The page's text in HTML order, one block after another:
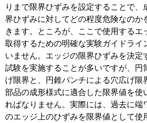
りまで限界ひずみを設定することで、
界ひずみに対してどの程度危険なのか
きます。ところが、ここで使用するエ
取得するための明確な実験ガイドライ
いません。エッジの限界ひずみを決定
試験を実施することが多いですが、円
げ限界と、円錐パンチによる穴広げ限
部品の成形様式に適合した限界値を使
ればなりません。実際には、過去に端
のエッジ上のひずみを限界値として使